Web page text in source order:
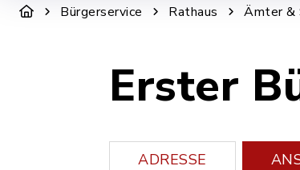
Bürgerservice Rathaus Ämter &
Erster
ADRESSE